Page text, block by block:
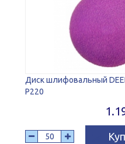
Диск шлифовальный
P220